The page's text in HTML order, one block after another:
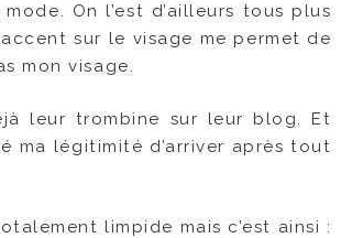
On l’est d’ailleurs tous plus
sur le visage me permet de
mon visage.
leur trombine sur leur blog. Et
ma légitimité d’arriver après tout
limpide mais c’est ainsi :